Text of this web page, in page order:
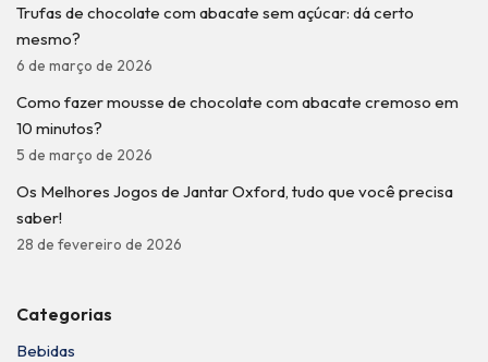
Trufas de chocolate com abacate sem açúcar: dá certo
mesmo?
6 de março de 2026
Como fazer mousse de chocolate com abacate cremoso em
10 minutos?
5 de março de 2026
Os Melhores Jogos de Jantar Oxford, tudo que você precisa
saber!
28 de fevereiro de 2026
Categorias
Bebidas